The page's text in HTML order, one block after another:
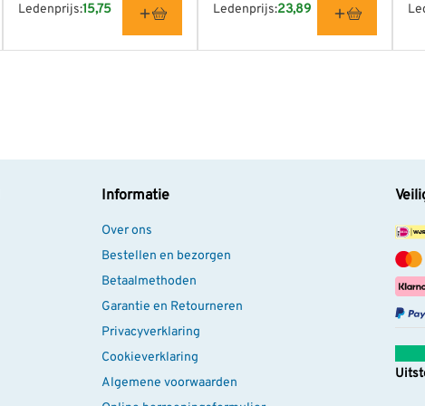
Ledenprijs:15,75 Ledenprijs:23,89
Informatie
Over ons
Bestellen en bezorgen
Betaalmethoden
Garantie en Retourneren
Privacyverklaring
Cookieverklaring
Algemene voorwaarden